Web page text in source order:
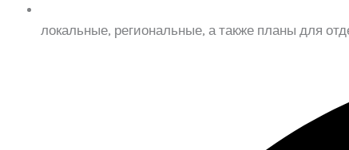
локальные, региональные, а также планы для